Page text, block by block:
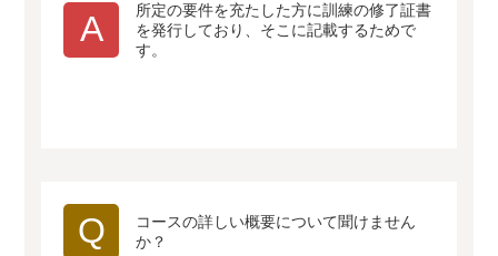
A
所定の要件を充たした方に訓練の修了証書
を発行しており、そこに記載するためで
す。
Q
コースの詳しい概要について聞けません
か？